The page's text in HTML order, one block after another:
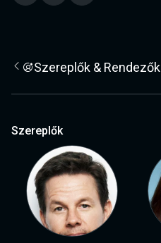
Szereplők & Rendezők
Szereplők